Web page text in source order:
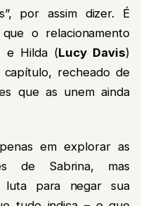
por assim dizer. É
o relacionamento
e Hilda (Lucy Davis)
recheado de
que as unem ainda
em explorar as
de Sabrina, mas
luta para negar sua